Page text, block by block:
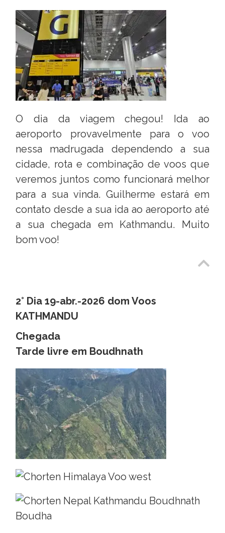
O dia da viagem chegou! Ida ao
aeroporto provavelmente para o voo
nessa madrugada dependendo a sua
cidade, rota e combinação de voos que
veremos juntos como funcionará melhor
para a sua vinda. Guilherme estará em
contato desde a sua ida ao aeroporto até
a sua chegada em Kathmandu. Muito
bom voo!
2° Dia 19-abr.-2026 dom Voos
KATHMANDU
Chegada
Tarde livre em Boudhnath